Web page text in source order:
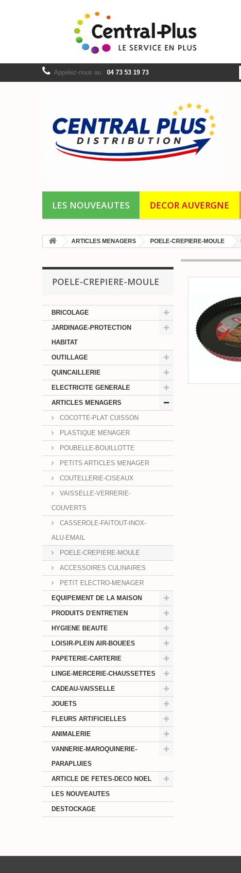
Appelez-nous au : 04 73 53 19 73
LES NOUVEAUTES DECOR AUVERGNE
ARTICLES MENAGERS POELE-CREPIERE-MOULE
POELE-CREPIERE-MOULE
BRICOLAGE
JARDINAGE-PROTECTION
HABITAT
OUTILLAGE
QUINCAILLERIE
ELECTRICITE GENERALE
ARTICLES MENAGERS
COCOTTE-PLAT CUISSON
PLASTIQUE MENAGER
POUBELLE-BOUILLOTTE
PETITS ARTICLES MENAGER
COUTELLERIE-CISEAUX
VAISSELLE-VERRERIE-
COUVERTS
CASSEROLE-FAITOUT-INOX-
ALU-EMAIL
POELE-CREPIERE-MOULE
ACCESSOIRES CULINAIRES
PETIT ELECTRO-MENAGER
EQUIPEMENT DE LA MAISON
PRODUITS D'ENTRETIEN
HYGIENE BEAUTE
LOISIR-PLEIN AIR-BOUEES
PAPETERIE-CARTERIE
LINGE-MERCERIE-CHAUSSETTES
CADEAU-VAISSELLE
JOUETS
FLEURS ARTIFICIELLES
ANIMALERIE
VANNERIE-MAROQUINERIE-
PARAPLUIES
ARTICLE DE FETES-DECO NOEL
LES NOUVEAUTES
DESTOCKAGE